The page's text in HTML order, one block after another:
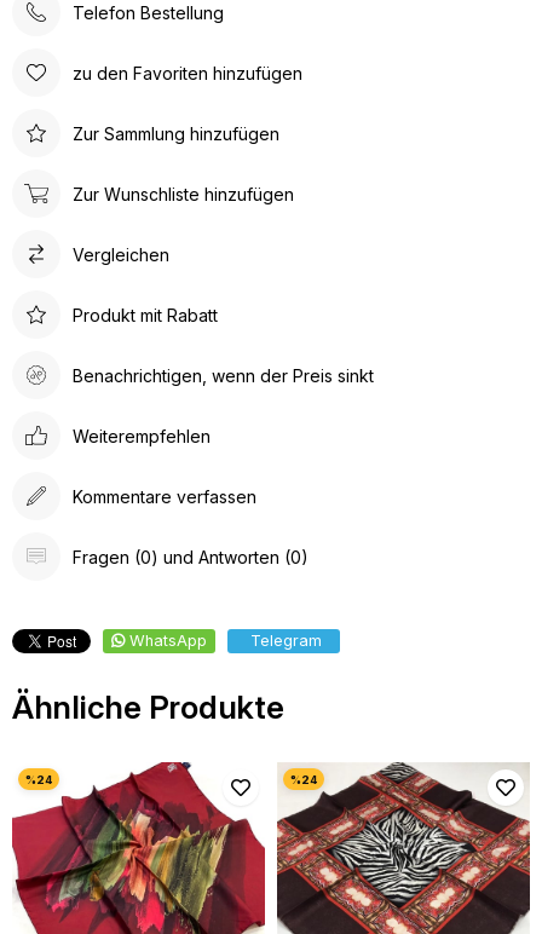
Telefon Bestellung
zu den Favoriten hinzufügen
Zur Sammlung hinzufügen
Zur Wunschliste hinzufügen
Vergleichen
Produkt mit Rabatt
Benachrichtigen, wenn der Preis sinkt
Weiterempfehlen
Kommentare verfassen
Fragen (0) und Antworten (0)
WhatsApp Telegram
Ähnliche Produkte